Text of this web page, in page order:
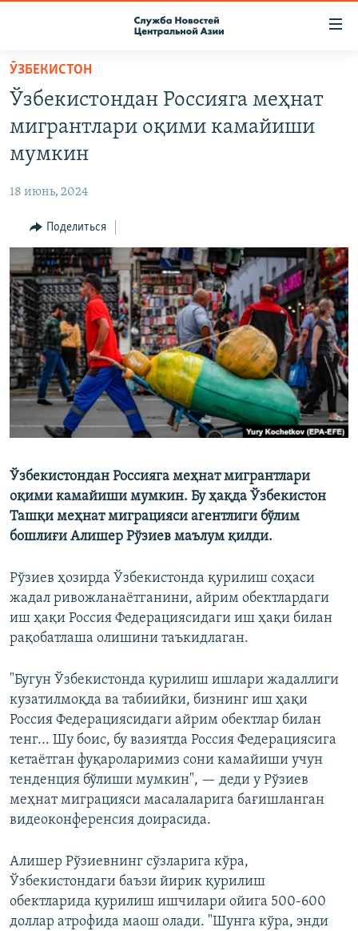
Вернуться
основному
содержанию
Вернутся
главной
Вернутся
поиску
О ПРОЕКТЕ
КОНТАКТЫ
НАСТОЯЩЕЕ ВРЕМЯ
МИГРАНТ МЕДИА
ӮЗБЕКИСТОН
Ўзбекистондан Россияга меҳнат
мигрантлари оқими камайиши
мумкин
18 июнь, 2024
Поделиться
Ўзбекистондан Россияга меҳнат мигрантлари
оқими камайиши мумкин. Бу ҳақда Ўзбекистон
Ташқи меҳнат миграцияси агентлиги бўлим
бошлиғи Алишер Рўзиев маълум қилди.
Рўзиев ҳозирда Ўзбекистонда қурилиш соҳаси
жадал ривожланаётганини, айрим обектлардаги
иш ҳақи Россия Федерациясидаги иш ҳақи билан
рақобатлаша олишини таъкидлаган.
"Бугун Ўзбекистонда қурилиш ишлари жадаллиги
кузатилмоқда ва табиийки, бизнинг иш ҳақи
Россия Федерациясидаги айрим обектлар билан
тенг... Шу боис, бу вазиятда Россия Федерациясига
кетаётган фуқароларимиз сони камайиши учун
тенденция бўлиши мумкин", — деди у Рўзиев
меҳнат миграцияси масалаларига бағишланган
видеоконференсия доирасида.
Алишер Рўзиевнинг сўзларига кўра,
Ўзбекистондаги баъзи йирик қурилиш
обектларида қурилиш ишчилари ойига 500-600
доллар атрофида маош олади. "Шунга кўра, энди